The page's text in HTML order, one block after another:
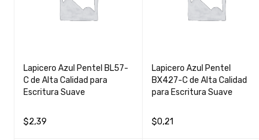
Lapicero Azul Pentel BL57-
C de Alta Calidad para
Escritura Suave
$2,39
Lapicero Azul Pentel
BX427-C de Alta Calidad
para Escritura Suave
$0,21